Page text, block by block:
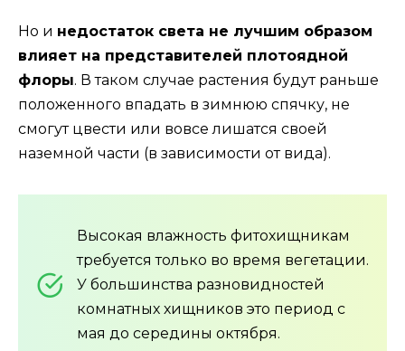
Но и недостаток света не лучшим образом
влияет на представителей плотоядной
флоры. В таком случае растения будут раньше
положенного впадать в зимнюю спячку, не
смогут цвести или вовсе лишатся своей
наземной части (в зависимости от вида).
Высокая влажность фитохищникам
требуется только во время вегетации.
У большинства разновидностей
комнатных хищников это период с
мая до середины октября.